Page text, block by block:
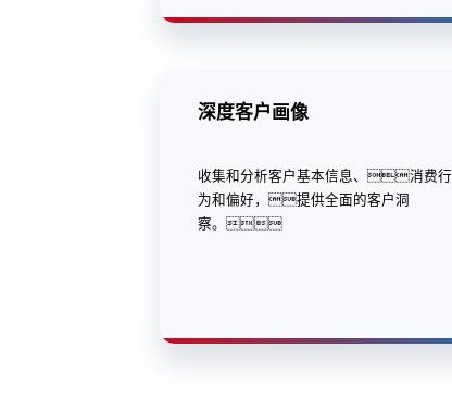
深度客户画像
收集和分析客户基本信息、消费行
为和偏好，提供全面的客户洞
察。